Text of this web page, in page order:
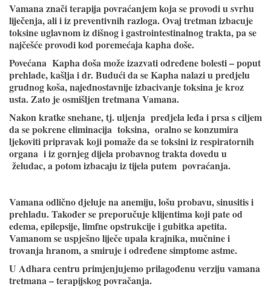
Vamana znači terapija povraćanjem koja se provodi u svrhu
liječenja, ali i iz preventivnih razloga. Ovaj tretman izbacuje
toksine uglavnom iz dišnog i gastrointestinalnog trakta, pa se
najčešće provodi kod poremećaja kapha doše.
Povećana Kapha doša može izazvati određene bolesti – poput
prehlade, kašlja i dr. Budući da se Kapha nalazi u predjelu
grudnog koša, najednostavnije izbacivanje toksina je kroz
usta. Zato je osmišljen tretmana Vamana.
Nakon kratke snehane, tj. uljenja predjela leđa i prsa s ciljem
da se pokrene eliminacija toksina, oralno se konzumira
ljekoviti pripravak koji pomaže da se toksini iz respiratornih
organa i iz gornjeg dijela probavnog trakta dovedu u
želudac, a potom izbacaju iz tijela putem povraćanja.
Vamana odlično djeluje na anemiju, lošu probavu, sinusitis i
prehladu. Također se preporučuje klijentima koji pate od
edema, epilepsije, limfne opstrukcije i gubitka apetita.
Vamanom se uspješno liječe upala krajnika, mučnine i
trovanja hranom, a smiruje i određene simptome astme.
U Adhara centru primjenjujemo prilagođenu verziju vamana
tretmana – terapijskog povračanja.